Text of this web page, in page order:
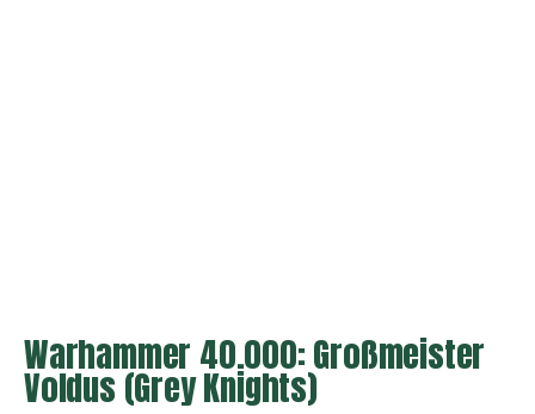
Warhammer 40.000: Großmeister
Voldus (Grey Knights)